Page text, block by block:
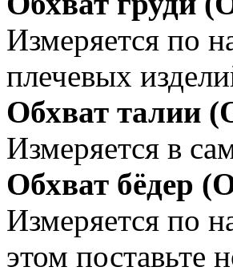
Измеряется по
плечевых
Обхват талии
Измеряется в
Обхват бёдер
Измеряется по
этом поставьте